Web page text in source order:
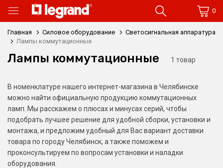
0
Главная Силовое оборудование
Светосигнальная аппаратура
Лампы коммутационные
Лампы коммутационные 1 товар
В номенклатуре нашего интернет-магазина в Челябинске
можно найти официальную продукцию коммутационных
ламп. Мы расскажем о плюсах и минусах серий, чтобы
подобрать лучшее решение для удобной сборки, установки и
монтажа, и предложим удобный для Вас вариант доставки
товара по городу Челябинск, а также поможем и
проконсультируем по вопросам установки и наладки
оборудования.